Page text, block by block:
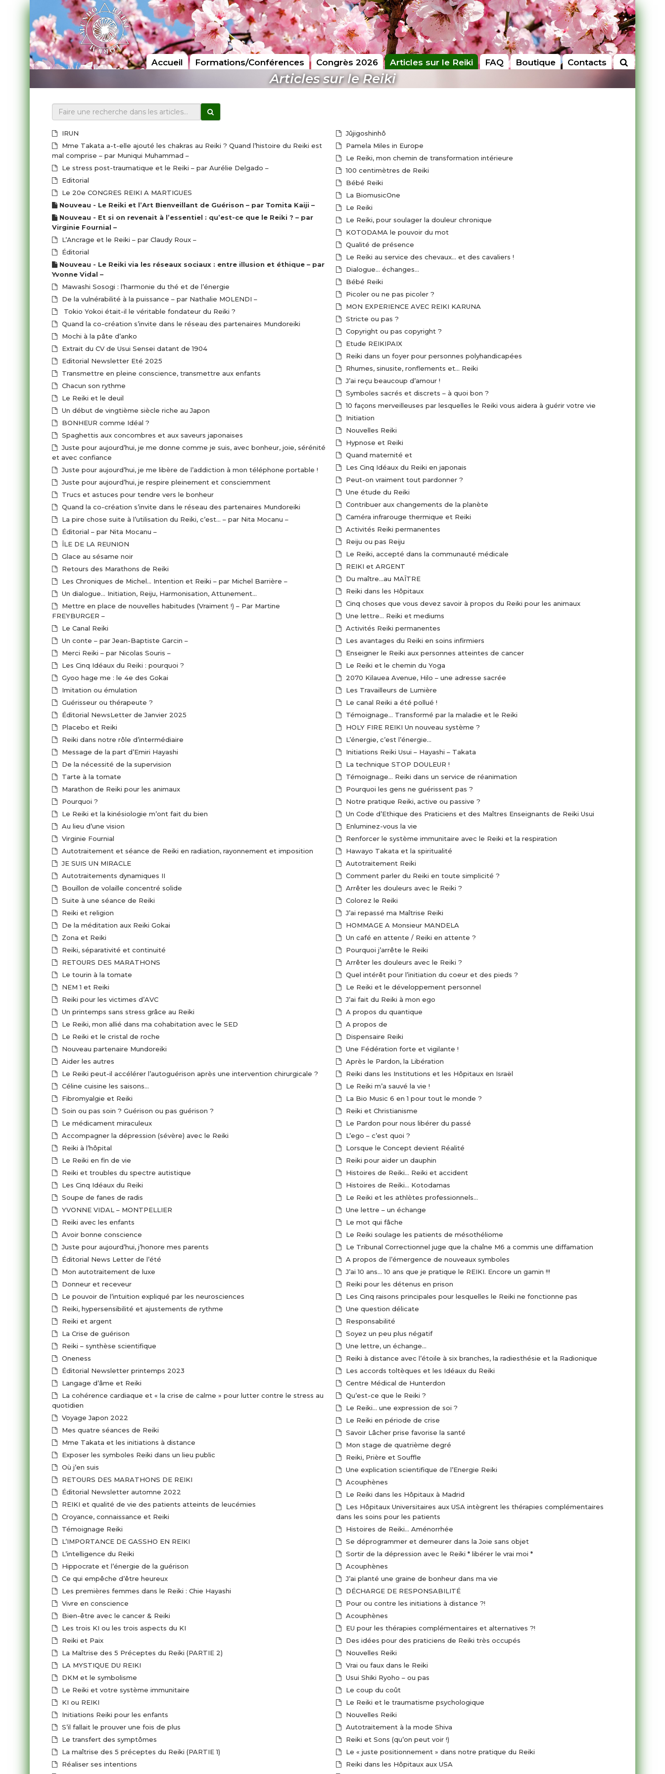
Accueil Formations/Conférences Congrès 2026 Articles sur le Reiki FAQ Boutique Contacts
Articles sur le Reiki
IRUN
Mme Takata a-t-elle ajouté les chakras au Reiki ? Quand l’histoire du Reiki est
mal comprise – par Muniqui Muhammad –
Le stress post-traumatique et le Reiki – par Aurélie Delgado –
Editorial
Le 20e CONGRES REIKI A MARTIGUES
Nouveau - Le Reiki et l’Art Bienveillant de Guérison – par Tomita Kaiji –
Nouveau - Et si on revenait à l’essentiel : qu’est-ce que le Reiki ? – par
Virginie Fournial –
L’Ancrage et le Reiki – par Claudy Roux –
Éditorial
Nouveau - Le Reiki via les réseaux sociaux : entre illusion et éthique – par
Yvonne Vidal –
Mawashi Sosogi : l’harmonie du thé et de l’énergie
De la vulnérabilité à la puissance – par Nathalie MOLENDI –
Tokio Yokoi était-il le véritable fondateur du Reiki ?
Quand la co-création s’invite dans le réseau des partenaires Mundoreiki
Mochi à la pâte d’anko
Extrait du CV de Usui Sensei datant de 1904
Editorial Newsletter Eté 2025
Transmettre en pleine conscience, transmettre aux enfants
Chacun son rythme
Le Reiki et le deuil
Un début de vingtième siècle riche au Japon
BONHEUR comme Idéal ?
Spaghettis aux concombres et aux saveurs japonaises
Juste pour aujourd’hui, je me donne comme je suis, avec bonheur, joie, sérénité
et avec confiance
Juste pour aujourd’hui, je me libère de l’addiction à mon téléphone portable !
Juste pour aujourd’hui, je respire pleinement et consciemment
Trucs et astuces pour tendre vers le bonheur
Quand la co-création s’invite dans le réseau des partenaires Mundoreiki
La pire chose suite à l’utilisation du Reiki, c’est… – par Nita Mocanu –
Éditorial – par Nita Mocanu –
ÎLE DE LA REUNION
Glace au sésame noir
Retours des Marathons de Reiki
Les Chroniques de Michel… Intention et Reiki – par Michel Barrière –
Un dialogue… Initiation, Reiju, Harmonisation, Attunement…
Mettre en place de nouvelles habitudes (Vraiment !) – Par Martine
FREYBURGER –
Le Canal Reiki
Un conte – par Jean-Baptiste Garcin –
Merci Reiki – par Nicolas Souris –
Les Cinq Idéaux du Reiki : pourquoi ?
Gyoo hage me : le 4e des Gokai
Imitation ou émulation
Guérisseur ou thérapeute ?
Éditorial NewsLetter de Janvier 2025
Placebo et Reiki
Reiki dans notre rôle d’intermédiaire
Message de la part d’Emiri Hayashi
De la nécessité de la supervision
Tarte à la tomate
Marathon de Reiki pour les animaux
Pourquoi ?
Le Reiki et la kinésiologie m’ont fait du bien
Au lieu d’une vision
Virginie Fournial
Autotraitement et séance de Reiki en radiation, rayonnement et imposition
JE SUIS UN MIRACLE
Autotraitements dynamiques II
Bouillon de volaille concentré solide
Suite à une séance de Reiki
Reiki et religion
De la méditation aux Reiki Gokai
Zona et Reiki
Reiki, séparativité et continuité
RETOURS DES MARATHONS
Le tourin à la tomate
NEM 1 et Reiki
Reiki pour les victimes d’AVC
Un printemps sans stress grâce au Reiki
Le Reiki, mon allié dans ma cohabitation avec le SED
Le Reiki et le cristal de roche
Nouveau partenaire Mundoreiki
Aider les autres
Le Reiki peut-il accélérer l’autoguérison après une intervention chirurgicale ?
Céline cuisine les saisons…
Fibromyalgie et Reiki
Soin ou pas soin ? Guérison ou pas guérison ?
Le médicament miraculeux
Accompagner la dépression (sévère) avec le Reiki
Reiki à l’hôpital
Le Reiki en fin de vie
Reiki et troubles du spectre autistique
Les Cinq Idéaux du Reiki
Soupe de fanes de radis
YVONNE VIDAL – MONTPELLIER
Reiki avec les enfants
Avoir bonne conscience
Juste pour aujourd’hui, j’honore mes parents
Éditorial News Letter de l’été
Mon autotraitement de luxe
Donneur et receveur
Le pouvoir de l’intuition expliqué par les neurosciences
Reiki, hypersensibilité et ajustements de rythme
Reiki et argent
La Crise de guérison
Reiki – synthèse scientifique
Oneness
Éditorial Newsletter printemps 2023
Langage d’âme et Reiki
La cohérence cardiaque et « la crise de calme » pour lutter contre le stress au
quotidien
Voyage Japon 2022
Mes quatre séances de Reiki
Mme Takata et les initiations à distance
Exposer les symboles Reiki dans un lieu public
Où j’en suis
RETOURS DES MARATHONS DE REIKI
Éditorial Newsletter automne 2022
REIKI et qualité de vie des patients atteints de leucémies
Croyance, connaissance et Reiki
Témoignage Reiki
L’IMPORTANCE DE GASSHO EN REIKI
L’intelligence du Reiki
Hippocrate et l’énergie de la guérison
Ce qui empêche d’être heureux
Les premières femmes dans le Reiki : Chie Hayashi
Vivre en conscience
Bien-être avec le cancer & Reiki
Les trois KI ou les trois aspects du KI
Reiki et Paix
La Maîtrise des 5 Préceptes du Reiki (PARTIE 2)
LA MYSTIQUE DU REIKI
DKM et le symbolisme
Le Reiki et votre système immunitaire
KI ou REIKI
Initiations Reiki pour les enfants
S’il fallait le prouver une fois de plus
Le transfert des symptômes
La maîtrise des 5 préceptes du Reiki (PARTIE 1)
Réaliser ses intentions
Jûjigoshinhô
Pamela Miles in Europe
Le Reiki, mon chemin de transformation intérieure
100 centimètres de Reiki
Bébé Reiki
La BiomusicOne
Le Reiki
Le Reiki, pour soulager la douleur chronique
KOTODAMA le pouvoir du mot
Qualité de présence
Le Reiki au service des chevaux… et des cavaliers !
Dialogue… échanges…
Bébé Reiki
Picoler ou ne pas picoler ?
MON EXPERIENCE AVEC REIKI KARUNA
Stricte ou pas ?
Copyright ou pas copyright ?
Etude REIKIPAIX
Reiki dans un foyer pour personnes polyhandicapées
Rhumes, sinusite, ronflements et… Reiki
J’ai reçu beaucoup d’amour !
Symboles sacrés et discrets – à quoi bon ?
10 façons merveilleuses par lesquelles le Reiki vous aidera à guérir votre vie
Initiation
Nouvelles Reiki
Hypnose et Reiki
Quand maternité et
Les Cinq Idéaux du Reiki en japonais
Peut-on vraiment tout pardonner ?
Une étude du Reiki
Contribuer aux changements de la planète
Caméra infrarouge thermique et Reiki
Activités Reiki permanentes
Reiju ou pas Reiju
Le Reiki, accepté dans la communauté médicale
REIKI et ARGENT
Du maître…au MAÎTRE
Reiki dans les Hôpitaux
Cinq choses que vous devez savoir à propos du Reiki pour les animaux
Une lettre… Reiki et mediums
Activités Reiki permanentes
Les avantages du Reiki en soins infirmiers
Enseigner le Reiki aux personnes atteintes de cancer
Le Reiki et le chemin du Yoga
2070 Kilauea Avenue, Hilo – une adresse sacrée
Les Travailleurs de Lumière
Le canal Reiki a été pollué !
Témoignage… Transformé par la maladie et le Reiki
HOLY FIRE REIKI Un nouveau système ?
L’énergie, c’est l’énergie…
Initiations Reiki Usui – Hayashi – Takata
La technique STOP DOULEUR !
Témoignage… Reiki dans un service de réanimation
Pourquoi les gens ne guérissent pas ?
Notre pratique Reiki, active ou passive ?
Un Code d’Ethique des Praticiens et des Maîtres Enseignants de Reiki Usui
Enluminez-vous la vie
Renforcer le système immunitaire avec le Reiki et la respiration
Hawayo Takata et la spiritualité
Autotraitement Reiki
Comment parler du Reiki en toute simplicité ?
Arrêter les douleurs avec le Reiki ?
Colorez le Reiki
J’ai repassé ma Maîtrise Reiki
HOMMAGE A Monsieur MANDELA
Un café en attente / Reiki en attente ?
Pourquoi j’arrête le Reiki
Arrêter les douleurs avec le Reiki ?
Quel intérêt pour l’initiation du coeur et des pieds ?
Le Reiki et le développement personnel
J’ai fait du Reiki à mon ego
A propos du quantique
A propos de
Dispensaire Reiki
Une Fédération forte et vigilante !
Après le Pardon, la Libération
Reiki dans les Institutions et les Hôpitaux en Israël
Le Reiki m’a sauvé la vie !
La Bio Music 6 en 1 pour tout le monde ?
Reiki et Christianisme
Le Pardon pour nous libérer du passé
L’ego – c’est quoi ?
Lorsque le Concept devient Réalité
Reiki pour aider un dauphin
Histoires de Reiki… Reiki et accident
Histoires de Reiki… Kotodamas
Le Reiki et les athlètes professionnels…
Une lettre – un échange
Le mot qui fâche
Le Reiki soulage les patients de mésothéliome
Le Tribunal Correctionnel juge que la chaîne M6 a commis une diffamation
A propos de l’émergence de nouveaux symboles
J’ai 10 ans… 10 ans que je pratique le REIKI. Encore un gamin !!!
Reiki pour les détenus en prison
Les Cinq raisons principales pour lesquelles le Reiki ne fonctionne pas
Une question délicate
Responsabilité
Soyez un peu plus négatif
Une lettre, un échange…
Reiki à distance avec l’étoile à six branches, la radiesthésie et la Radionique
Les accords toltèques et les Idéaux du Reiki
Centre Médical de Hunterdon
Qu’est-ce que le Reiki ?
Le Reiki… une expression de soi ?
Le Reiki en période de crise
Savoir Lâcher prise favorise la santé
Mon stage de quatrième degré
Reiki, Prière et Souffle
Une explication scientifique de l’Energie Reiki
Acouphènes
Le Reiki dans les Hôpitaux à Madrid
Les Hôpitaux Universitaires aux USA intègrent les thérapies complémentaires
dans les soins pour les patients
Histoires de Reiki… Aménorrhée
Se déprogrammer et demeurer dans la Joie sans objet
Sortir de la dépression avec le Reiki * libérer le vrai moi *
Acouphènes
J’ai planté une graine de bonheur dans ma vie
DÉCHARGE DE RESPONSABILITÉ
Pour ou contre les initiations à distance ?!
Acouphènes
EU pour les thérapies complémentaires et alternatives ?!
Des idées pour des praticiens de Reiki très occupés
Nouvelles Reiki
Vrai ou faux dans le Reiki
Usui Shiki Ryoho – ou pas
Le coup du coût
Le Reiki et le traumatisme psychologique
Nouvelles Reiki
Autotraitement à la mode Shiva
Reiki et Sons (qu’on peut voir !)
Le « juste positionnement » dans notre pratique du Reiki
Reiki dans les Hôpitaux aux USA